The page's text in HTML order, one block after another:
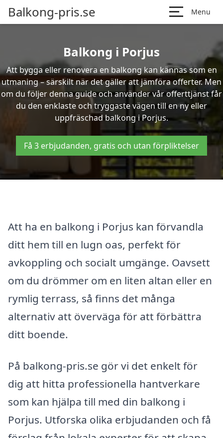
Balkong-pris.se Menu
Balkong i Porjus
Att bygga eller renovera en balkong kan kännas som en
utmaning – särskilt när det gäller att jämföra offerter. Men
om du följer denna guide och använder vår offerttjänst får
du den enklaste och tryggaste vägen till en ny eller
uppfräschad balkong i Porjus.
Få 3 erbjudanden, gratis och utan förpliktelser
Att ha en balkong i Porjus kan förvandla
ditt hem till en lugn oas, perfekt för
avkoppling och socialt umgänge. Oavsett
om du drömmer om en liten altan eller en
rymlig terrass, så finns det många
alternativ att överväga för att förbättra
ditt boende.
På balkong-pris.se gör vi det enkelt för
dig att hitta professionella hantverkare
som kan hjälpa till med din balkong i
Porjus. Utforska olika erbjudanden och få